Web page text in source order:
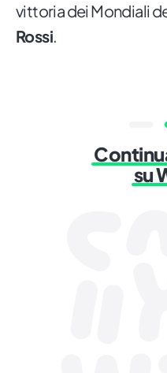
vittoria dei Mondiali
Rossi.
su